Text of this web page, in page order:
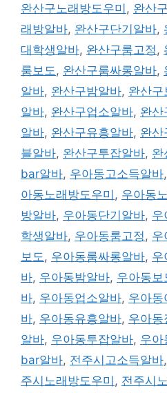
완산구노래방도우미 , 완산
래방알바, 완산구단기알바,
대학생알바, 완산구룸고정 ,
룸보도 , 완산구룸싸롱알바,
알바, 완산구밤알바, 완산구
알바, 완산구업소알바, 완산
알바, 완산구유흥알바, 완산
블알바, 완산구투잡알바, 완
bar알바, 우아동고소득알바,
아동노래방도우미 , 우아동
방알바, 우아동단기알바, 우
학생알바, 우아동룸고정 , 우
보도 , 우아동룸싸롱알바, 우
바, 우아동밤알바, 우아동보
바, 우아동업소알바, 우아동
바, 우아동유흥알바, 우아동
알바, 우아동투잡알바, 우아
bar알바, 전주시고소득알바,
주시노래방도우미 , 전주시